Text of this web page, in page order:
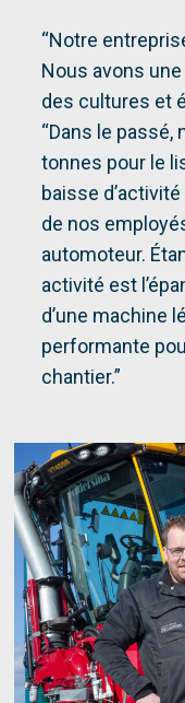
“Notre
Nous avons
des cultures et
“Dans le
tonnes pour le
baisse
de nos
automoteur.
activité est
d’une machine
performante
chantier.”